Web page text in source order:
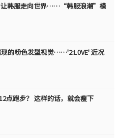
让韩服走向世界……“韩服浪潮”模
现的粉色发型视觉……'2:L0VE' 近况
点跑步？ 这样的话，就会瘦下